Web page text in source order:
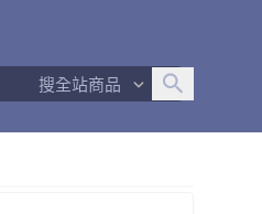
搜全站商品
退換貨須知